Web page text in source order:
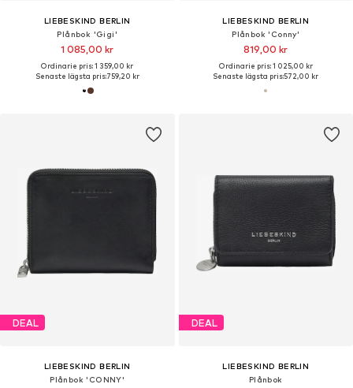
LIEBESKIND BERLIN
Plånbok 'Gigi'
1 085,00 kr
Ordinarie pris: 1 359,00 kr
Senaste lägsta pris:759,20 kr
LIEBESKIND BERLIN
Plånbok 'Conny'
819,00 kr
Ordinarie pris: 1 025,00 kr
Senaste lägsta pris:572,00 kr
DEAL
LIEBESKIND BERLIN
Plånbok 'CONNY'
DEAL
LIEBESKIND BERLIN
Plånbok